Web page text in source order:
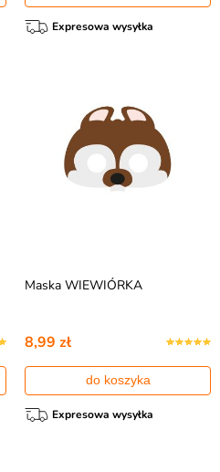
Expresowa wysyłka
Maska WIEWIÓRKA
8,99 zł
do koszyka
Expresowa wysyłka